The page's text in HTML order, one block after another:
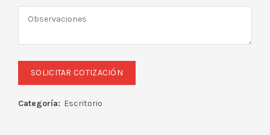
Categoría: Escritorio